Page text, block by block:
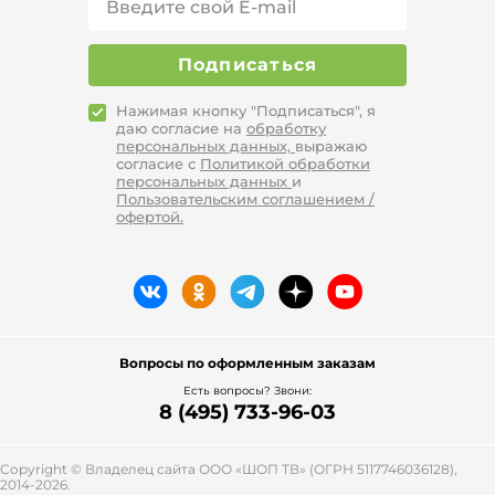
Интернет-гипермаркет leomax.ru – это:
большой выбор товаров лучших
производителей;
доступные низкие цены, скидки на
большинство позиций в период
сезонные распродаж;
гарантия качества всех товаров;
регулярное проведение
предпраздничных акций;
специальные предложения для
рублей;
доставка в любой регион или
возможность выбора удобного для
клиента способа оплаты
(наличные, банковские карты,
Yandex Pay);
течение одной недели.
Подписаться
Нажимая кнопку "Подписаться", я
даю согласие на обработку
персональных данных, выражаю
согласие с Политикой обработки
персональных данных и
Пользовательским соглашением /
офертой.
Вопросы по оформленным заказам
Есть вопросы? Звони:
8 (495) 733-96-03
Copyright © Владелец сайта ООО «ШОП ТВ» (ОГРН 5117746036128),
2014-2026.